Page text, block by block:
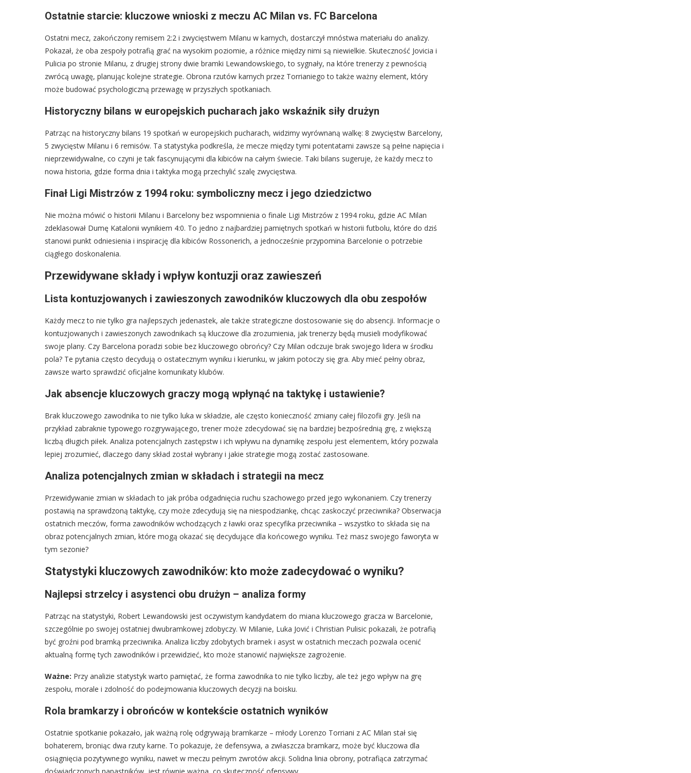
Ostatnie starcie: kluczowe wnioski z meczu AC Milan vs. FC Barcelona
Ostatni mecz, zakończony remisem 2:2 i zwycięstwem Milanu w karnych, dostarczył mnóstwa materiału do analizy.
Pokazał, że oba zespoły potrafią grać na wysokim poziomie, a różnice między nimi są niewielkie. Skuteczność Jovicia i
Pulicia po stronie Milanu, z drugiej strony dwie bramki Lewandowskiego, to sygnały, na które trenerzy z pewnością
zwrócą uwagę, planując kolejne strategie. Obrona rzutów karnych przez Torrianiego to także ważny element, który
może budować psychologiczną przewagę w przyszłych spotkaniach.
Historyczny bilans w europejskich pucharach jako wskaźnik siły drużyn
Patrząc na historyczny bilans 19 spotkań w europejskich pucharach, widzimy wyrównaną walkę: 8 zwycięstw Barcelony,
5 zwycięstw Milanu i 6 remisów. Ta statystyka podkreśla, że mecze między tymi potentatami zawsze są pełne napięcia i
nieprzewidywalne, co czyni je tak fascynującymi dla kibiców na całym świecie. Taki bilans sugeruje, że każdy mecz to
nowa historia, gdzie forma dnia i taktyka mogą przechylić szalę zwycięstwa.
Finał Ligi Mistrzów z 1994 roku: symboliczny mecz i jego dziedzictwo
Nie można mówić o historii Milanu i Barcelony bez wspomnienia o finale Ligi Mistrzów z 1994 roku, gdzie AC Milan
zdeklasował Dumę Katalonii wynikiem 4:0. To jedno z najbardziej pamiętnych spotkań w historii futbolu, które do dziś
stanowi punkt odniesienia i inspirację dla kibiców Rossonerich, a jednocześnie przypomina Barcelonie o potrzebie
ciągłego doskonalenia.
Przewidywane składy i wpływ kontuzji oraz zawieszeń
Lista kontuzjowanych i zawieszonych zawodników kluczowych dla obu zespołów
Każdy mecz to nie tylko gra najlepszych jedenastek, ale także strategiczne dostosowanie się do absencji. Informacje o
kontuzjowanych i zawieszonych zawodnikach są kluczowe dla zrozumienia, jak trenerzy będą musieli modyfikować
swoje plany. Czy Barcelona poradzi sobie bez kluczowego obrońcy? Czy Milan odczuje brak swojego lidera w środku
pola? Te pytania często decydują o ostatecznym wyniku i kierunku, w jakim potoczy się gra. Aby mieć pełny obraz,
zawsze warto sprawdzić oficjalne komunikaty klubów.
Jak absencje kluczowych graczy mogą wpłynąć na taktykę i ustawienie?
Brak kluczowego zawodnika to nie tylko luka w składzie, ale często konieczność zmiany całej filozofii gry. Jeśli na
przykład zabraknie typowego rozgrywającego, trener może zdecydować się na bardziej bezpośrednią grę, z większą
liczbą długich piłek. Analiza potencjalnych zastępstw i ich wpływu na dynamikę zespołu jest elementem, który pozwala
lepiej zrozumieć, dlaczego dany skład został wybrany i jakie strategie mogą zostać zastosowane.
Analiza potencjalnych zmian w składach i strategii na mecz
Przewidywanie zmian w składach to jak próba odgadnięcia ruchu szachowego przed jego wykonaniem. Czy trenerzy
postawią na sprawdzoną taktykę, czy może zdecydują się na niespodziankę, chcąc zaskoczyć przeciwnika? Obserwacja
ostatnich meczów, forma zawodników wchodzących z ławki oraz specyfika przeciwnika – wszystko to składa się na
obraz potencjalnych zmian, które mogą okazać się decydujące dla końcowego wyniku. Też masz swojego faworyta w
tym sezonie?
Statystyki kluczowych zawodników: kto może zadecydować o wyniku?
Najlepsi strzelcy i asystenci obu drużyn – analiza formy
Patrząc na statystyki, Robert Lewandowski jest oczywistym kandydatem do miana kluczowego gracza w Barcelonie,
szczególnie po swojej ostatniej dwubramkowej zdobyczy. W Milanie, Luka Jović i Christian Pulisic pokazali, że potrafią
być groźni pod bramką przeciwnika. Analiza liczby zdobytych bramek i asyst w ostatnich meczach pozwala ocenić
aktualną formę tych zawodników i przewidzieć, kto może stanowić największe zagrożenie.
Ważne: Przy analizie statystyk warto pamiętać, że forma zawodnika to nie tylko liczby, ale też jego wpływ na grę
zespołu, morale i zdolność do podejmowania kluczowych decyzji na boisku.
Rola bramkarzy i obrońców w kontekście ostatnich wyników
Ostatnie spotkanie pokazało, jak ważną rolę odgrywają bramkarze – młody Lorenzo Torriani z AC Milan stał się
bohaterem, broniąc dwa rzuty karne. To pokazuje, że defensywa, a zwłaszcza bramkarz, może być kluczowa dla
osiągnięcia pozytywnego wyniku, nawet w meczu pełnym zwrotów akcji. Solidna linia obrony, potrafiąca zatrzymać